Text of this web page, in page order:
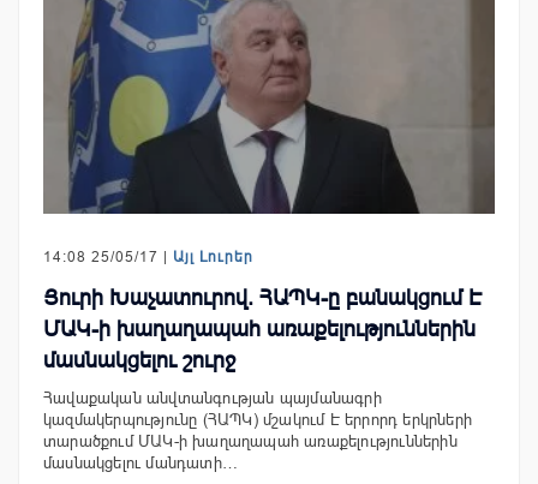
14:08 25/05/17 | Այլ Լուրեր
Յուրի Խաչատուրով. ՀԱՊԿ-ը բանակցում Է
ՄԱԿ-ի խաղաղապահ առաքելություններին
մասնակցելու շուրջ
Հավաքական անվտանգության պայմանագրի
կազմակերպությունը (ՀԱՊԿ) մշակում Է երրորդ երկրների
տարածքում ՄԱԿ-ի խաղաղապահ առաքելություններին
մասնակցելու մանդատի…